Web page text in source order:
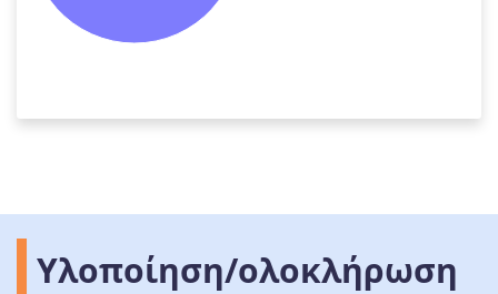
Υλοποίηση/ολοκλήρωση